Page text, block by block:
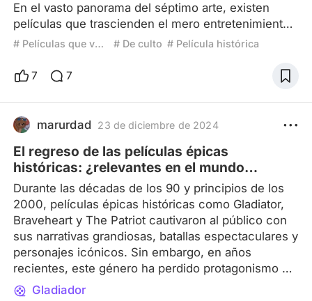
En el vasto panorama del séptimo arte, existen
películas que trascienden el mero entretenimiento
para convertirse en verdaderas obras maestras que
humana, la lucha por la libertad y el valor de la
se encuentran "Corazón Valiente", "La Sociedad de
los Poetas Muertos", "El Patriota", "Nacido el 4 de
Julio
# Películas que volverías a ver # De culto # Película histórica
7 7
marurdad 23 de diciembre de 2024
El regreso de las películas épicas
históricas: ¿relevantes en el mundo
contemporáneo?
Durante las décadas de los 90 y principios de los
2000, películas épicas históricas como Gladiator,
Braveheart y The Patriot cautivaron al público con
sus narrativas grandiosas, batallas espectaculares y
personajes icónicos. Sin embargo, en años
recientes, este género ha perdido protagonismo en
las taquillas, desplazado por los blockbusters de
Gladiador